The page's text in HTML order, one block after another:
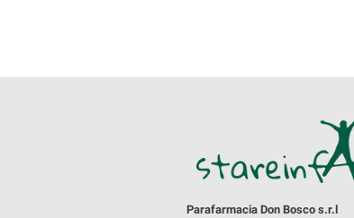
Parafarmacia Don Bosco s.r.l